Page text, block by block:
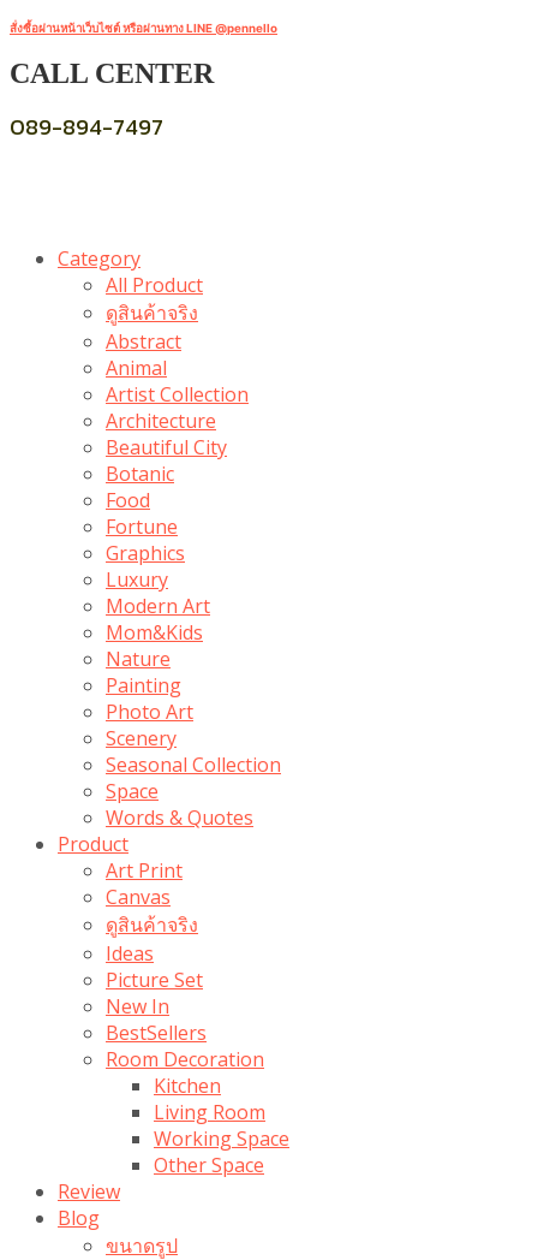
สั่งซื้อผ่านหน้าเว็บไซต์ หรือผ่านทาง LINE @pennello
CALL CENTER
089-894-7497
Category
All Product
ดูสินค้าจริง
Abstract
Animal
Artist Collection
Architecture
Beautiful City
Botanic
Food
Fortune
Graphics
Luxury
Modern Art
Mom&Kids
Nature
Painting
Photo Art
Scenery
Seasonal Collection
Space
Words & Quotes
Product
Art Print
Canvas
ดูสินค้าจริง
Ideas
Picture Set
New In
BestSellers
Room Decoration
Kitchen
Living Room
Working Space
Other Space
Review
Blog
ขนาดรูป